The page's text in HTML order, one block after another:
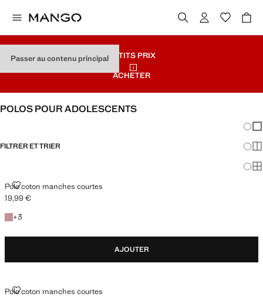
Passer au contenu principalPETITS PRIX
ACHETER
POLOS POUR ADOLESCENTS
FILTRER ET TRIER
Polo coton manches courtes
POLO COTON MANCHES COURTES
Prix actuel [19,99 € ]
19,99 €
+3
+3 couleurs
AJOUTER
Polo coton manches courtes
POLO COTON MANCHES COURTES